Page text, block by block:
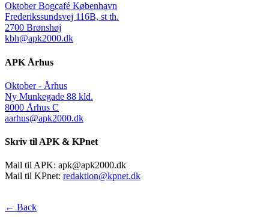
Oktober Bogcafé København
Frederikssundsvej 116B, st th.
2700 Brønshøj
kbh@apk2000.dk
APK Århus
Oktober - Århus
Ny Munkegade 88 kld.
8000 Århus C
aarhus@apk2000.dk
Skriv til APK & KPnet
Mail til APK: apk@apk2000.dk
Mail til KPnet: redaktion@kpnet.dk
← Back